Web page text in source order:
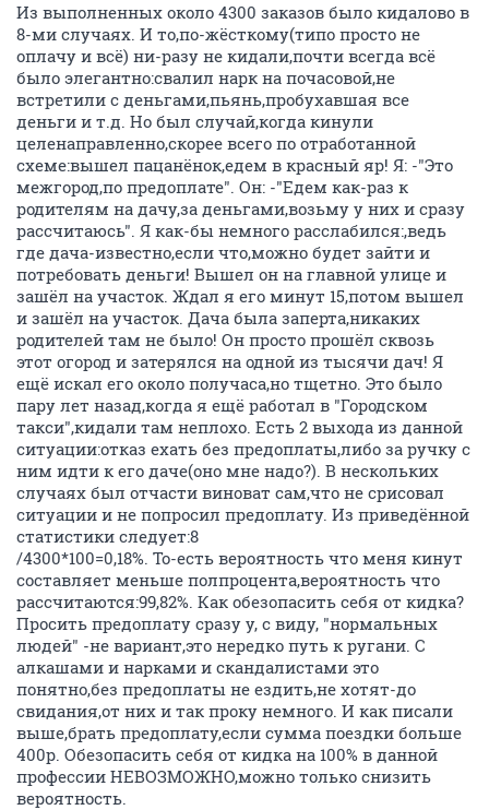
Из выполненных около 4300 заказов было кидалово в
8-ми случаях. И то,по-жёсткому(типо просто не
оплачу и всё) ни-разу не кидали,почти всегда всё
было элегантно:свалил нарк на почасовой,не
встретили с деньгами,пьянь,пробухавшая все
деньги и т.д. Но был случай,когда кинули
целенаправленно,скорее всего по отработанной
схеме:вышел пацанёнок,едем в красный яр! Я: -"Это
межгород,по предоплате". Он: -"Едем как-раз к
родителям на дачу,за деньгами,возьму у них и сразу
рассчитаюсь". Я как-бы немного расслабился:,ведь
где дача-известно,если что,можно будет зайти и
потребовать деньги! Вышел он на главной улице и
зашёл на участок. Ждал я его минут 15,потом вышел
и зашёл на участок. Дача была заперта,никаких
родителей там не было! Он просто прошёл сквозь
этот огород и затерялся на одной из тысячи дач! Я
ещё искал его около получаса,но тщетно. Это было
пару лет назад,когда я ещё работал в "Городском
такси",кидали там неплохо. Есть 2 выхода из данной
ситуации:отказ ехать без предоплаты,либо за ручку с
ним идти к его даче(оно мне надо?). В нескольких
случаях был отчасти виноват сам,что не срисовал
ситуации и не попросил предоплату. Из приведённой
статистики следует:8
/4300*100=0,18%. То-есть вероятность что меня кинут
составляет меньше полпроцента,вероятность что
рассчитаются:99,82%. Как обезопасить себя от кидка?
Просить предоплату сразу у, с виду, "нормальных
людей" -не вариант,это нередко путь к ругани. C
алкашами и нарками и скандалистами это
понятно,без предоплаты не ездить,не хотят-до
свидания,от них и так проку немного. И как писали
выше,брать предоплату,если сумма поездки больше
400р. Обезопасить себя от кидка на 100% в данной
профессии НЕВОЗМОЖНО,можно только снизить
вероятность.